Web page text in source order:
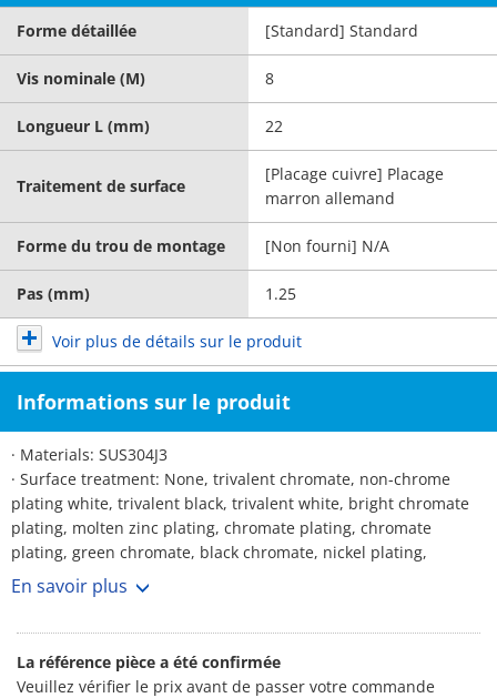
Forme détaillée [Standard] Standard
Vis nominale (M) 8
Longueur L (mm) 22
Traitement de surface
[Placage cuivre] Placage
marron allemand
Forme du trou de montage [Non fourni] N/A
Pas (mm) 1.25
Voir plus de détails sur le produit
Informations sur le produit
· Materials: SUS304J3
· Surface treatment: None, trivalent chromate, non-chrome
plating white, trivalent black, trivalent white, bright chromate
plating, molten zinc plating, chromate plating, chromate
plating, green chromate, black chromate, nickel plating,
chrome plating, black anodized, dacrotized, German, brown
plating, Lafre, black paint, temper color, temper color, dark
En savoir plus
La référence pièce a été confirmée
Veuillez vérifier le prix avant de passer votre commande